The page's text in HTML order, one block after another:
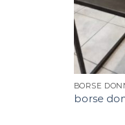
BORSE
borse